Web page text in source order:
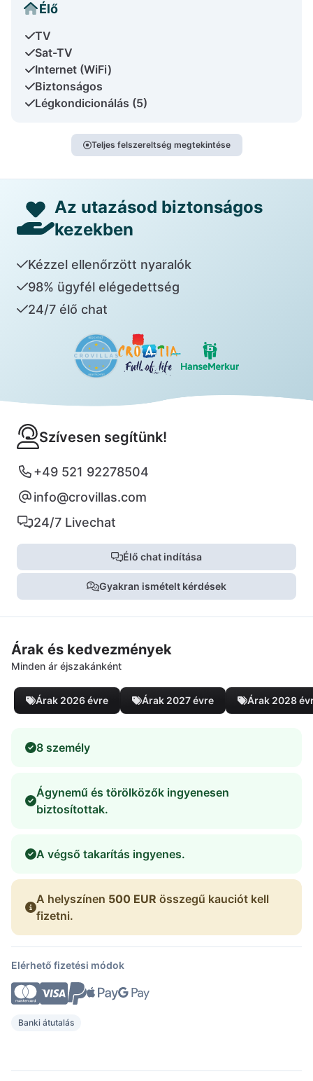
Élő
TV
Sat-TV
Internet (WiFi)
Biztonságos
Légkondicionálás (5)
Teljes felszereltség megtekintése
Az utazásod biztonságos
kezekben
Kézzel ellenőrzött nyaralók
98% ügyfél elégedettség
24/7 élő chat
Szívesen segítünk!
+49 521 92278504
info@crovillas.com
24/7 Livechat
Élő chat indítása
Gyakran ismételt kérdések
Árak és kedvezmények
Minden ár éjszakánként
Árak 2026 évre Árak 2027 évre Árak 2028
8 személy
Ágynemű és törölközők ingyenesen
biztosítottak.
A végső takarítás ingyenes.
A helyszínen 500 EUR összegű kauciót kell
fizetni.
Elérhető fizetési módok
Banki átutalás